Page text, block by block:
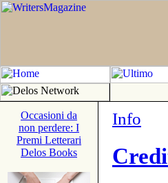
Occasioni da
non perdere: I
Premi Letterari
Delos Books
Info